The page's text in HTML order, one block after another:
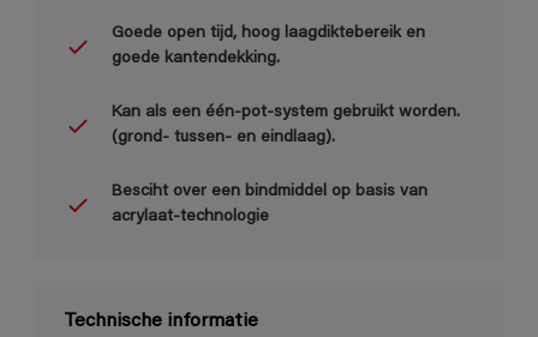
Goede open tijd, hoog laagdiktebereik en
goede kantendekking.
Kan als een één-pot-system gebruikt worden.
(grond- tussen- en eindlaag).
Besciht over een bindmiddel op basis van
acrylaat-technologie
Technische informatie